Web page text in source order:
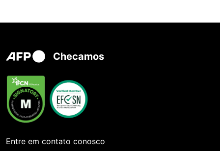
Checamos
Entre em contato conosco